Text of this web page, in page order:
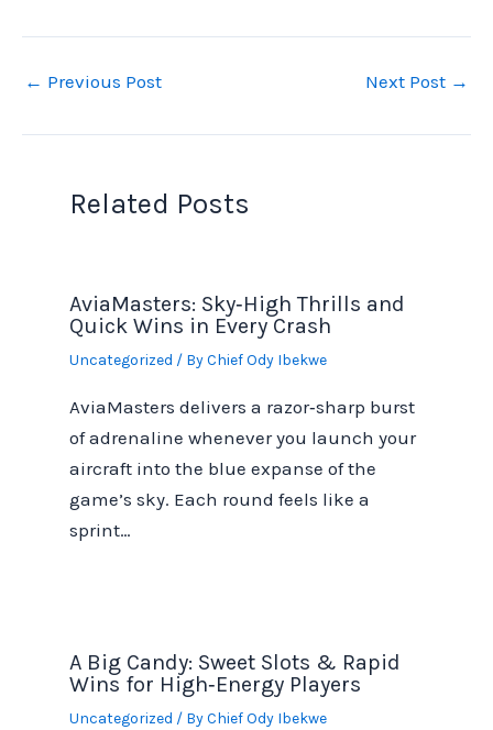
← Previous Post Next Post →
Related Posts
AviaMasters: Sky‑High Thrills and
Quick Wins in Every Crash
Uncategorized / ByChief Ody Ibekwe
AviaMasters delivers a razor‑sharp burst
of adrenaline whenever you launch your
aircraft into the blue expanse of the
game’s sky. Each round feels like a
sprint…
A Big Candy: Sweet Slots & Rapid
Wins for High‑Energy Players
Uncategorized / ByChief Ody Ibekwe